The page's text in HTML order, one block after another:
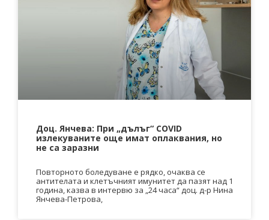
Доц. Янчева: При „дълъг“ COVID
излекуваните още имат оплаквания, но
не са заразни
Повторното боледуване е рядко, очаква се
антителата и клетъчният имунитет да пазят над 1
година, казва в интервю за „24 часа“ доц. д-р Нина
Янчева-Петрова,